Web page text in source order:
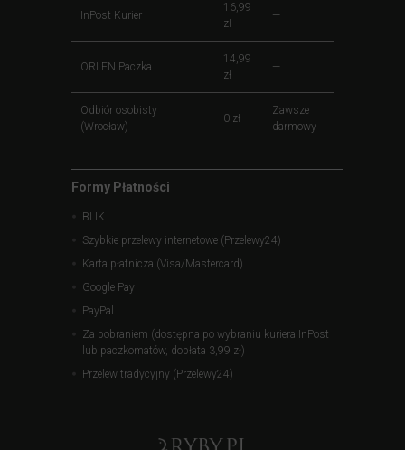
InPost Kurier
16,99
zł
—
ORLEN Paczka
14,99
zł
—
Odbiór osobisty
(Wrocław)
0 zł
Zawsze
darmowy
Formy Płatności
BLIK
Szybkie przelewy internetowe (Przelewy24)
Karta płatnicza (Visa/Mastercard)
Google Pay
PayPal
Za pobraniem (dostępna po wybraniu kuriera InPost
lub paczkomatów, dopłata 3,99 zł)
Przelew tradycyjny (Przelewy24)